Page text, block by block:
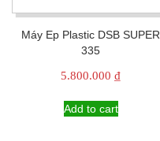
Máy Ep Plastic DSB SUPER
335
5.800.000₫
Add to cart